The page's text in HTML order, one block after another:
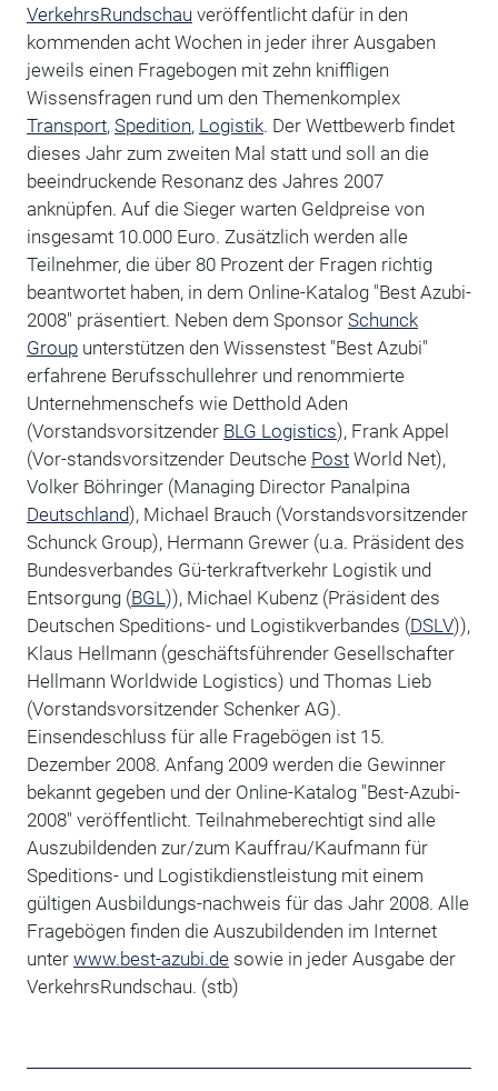
VerkehrsRundschau veröffentlicht dafür in den
kommenden acht Wochen in jeder ihrer Ausgaben
jeweils einen Fragebogen mit zehn kniffligen
Wissensfragen rund um den Themenkomplex
Transport, Spedition, Logistik. Der Wettbewerb findet
dieses Jahr zum zweiten Mal statt und soll an die
beeindruckende Resonanz des Jahres 2007
anknüpfen. Auf die Sieger warten Geldpreise von
insgesamt 10.000 Euro. Zusätzlich werden alle
Teilnehmer, die über 80 Prozent der Fragen richtig
beantwortet haben, in dem Online-Katalog "Best Azubi-
2008" präsentiert. Neben dem Sponsor Schunck
Groupunterstützen den Wissenstest "Best Azubi"
erfahrene Berufsschullehrer und renommierte
Unternehmenschefs wie Detthold Aden
(Vorstandsvorsitzender BLG Logistics), Frank Appel
(Vor-standsvorsitzender Deutsche PostWorld Net),
Volker Böhringer (Managing Director Panalpina
Deutschland), Michael Brauch (Vorstandsvorsitzender
Schunck Group), Hermann Grewer (u.a. Präsident des
Bundesverbandes Gü-terkraftverkehr Logistik und
Entsorgung (BGL)), Michael Kubenz (Präsident des
Deutschen Speditions- und Logistikverbandes (DSLV)),
Klaus Hellmann (geschäftsführender Gesellschafter
Hellmann Worldwide Logistics) und Thomas Lieb
(Vorstandsvorsitzender Schenker AG).
Einsendeschluss für alle Fragebögen ist 15.
Dezember 2008. Anfang 2009 werden die Gewinner
bekannt gegeben und der Online-Katalog "Best-Azubi-
2008" veröffentlicht. Teilnahmeberechtigt sind alle
Auszubildenden zur/zum Kauffrau/Kaufmann für
Speditions- und Logistikdienstleistung mit einem
gültigen Ausbildungs-nachweis für das Jahr 2008. Alle
Fragebögen finden die Auszubildenden im Internet
unter www.best-azubi.desowie in jeder Ausgabe der
VerkehrsRundschau. (stb)